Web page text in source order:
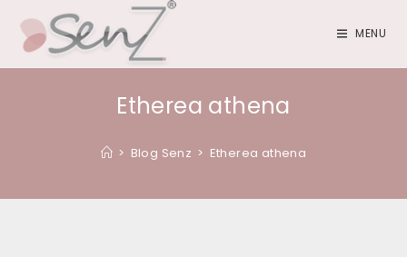
MENU
Etherea athena
> Blog Senz > Etherea athena